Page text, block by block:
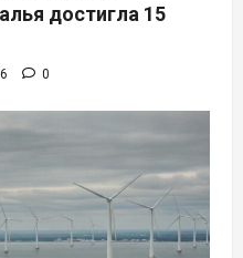
достигла 15
0